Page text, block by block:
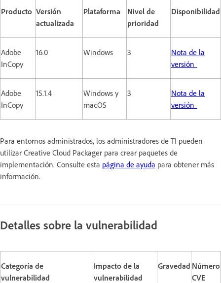
Producto Versión
actualizada
Plataforma
Nivel de
prioridad
Disponibilidad
Adobe
InCopy
16.0 Windows 3
Nota de la
versión
Adobe
InCopy
15.1.4
Windows y
macOS
3
Nota de la
versión
Para entornos administrados, los administradores de TI pueden
utilizar Creative Cloud Packager para crear paquetes de
implementación. Consulte esta página de ayuda para obtener más
información.
Detalles sobre la vulnerabilidad
Categoría de
vulnerabilidad
Impacto de la
vulnerabilidad
Gravedad Número
CVE